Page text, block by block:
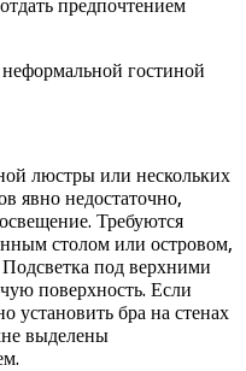
предпочтением
люстры или нескольких
явно недостаточно,
Требуются
столом или островом,
под верхними
поверхность. Если
установить бра на стенах
выделены